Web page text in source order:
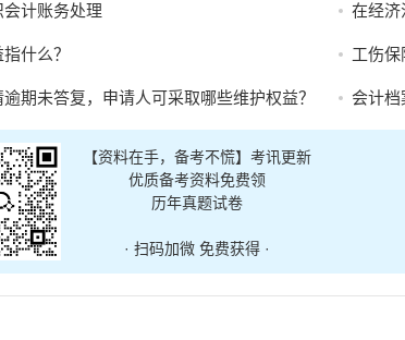
计账务处理 在经济
什么？ 工伤保
期未答复，申请人可采取哪些维护权益？ 会计档
【资料在手，备考不慌】考讯更新
优质备考资料免费领
历年真题试卷
· 扫码加微 免费获得 ·